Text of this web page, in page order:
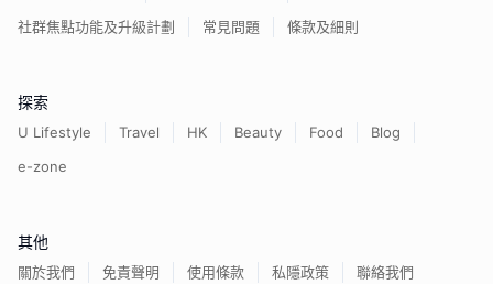
社群焦點功能及升級計劃
常見問題 條款及細則
探索
U Lifestyle Travel HK Beauty Food
Blog
e-zone
其他
關於我們 免責聲明 使用條款 私隱政策 聯絡我們